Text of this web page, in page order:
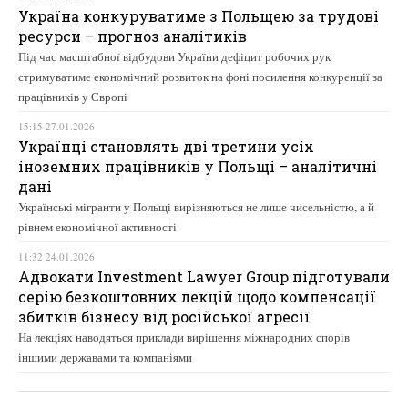
Україна конкуруватиме з Польщею за трудові
ресурси – прогноз аналітиків
Під час масштабної відбудови України дефіцит робочих рук
стримуватиме економічний розвиток на фоні посилення конкуренції за
працівників у Європі
15:15 27.01.2026
Українці становлять дві третини усіх
іноземних працівників у Польщі – аналітичні
дані
Українські мігранти у Польщі вирізняються не лише чисельністю, а й
рівнем економічної активності
11:32 24.01.2026
Адвокати Investment Lawyer Group підготували
серію безкоштовних лекцій щодо компенсації
збитків бізнесу від російської агресії
На лекціях наводяться приклади вирішення міжнародних спорів
іншими державами та компаніями